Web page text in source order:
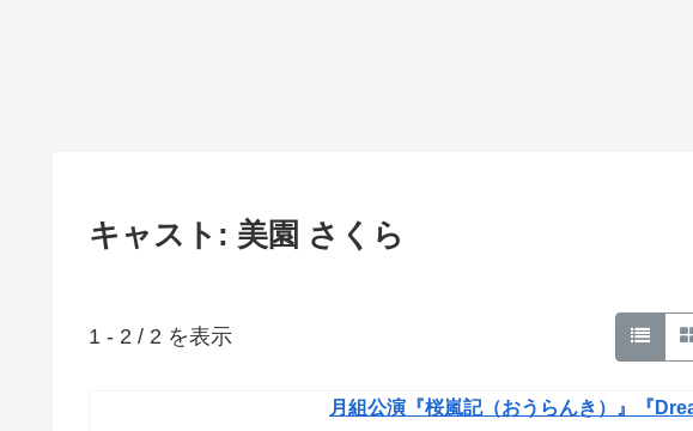
キャスト: 美園 さくら
1 - 2 / 2 を表示
月組公演『桜嵐記（おうらんき）』『